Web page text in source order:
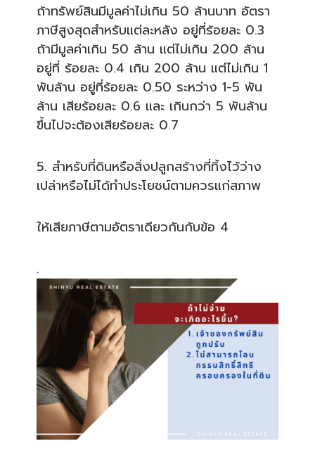
ถ้าทรัพย์สินมีมูลค่าไม่เกิน 50 ล้านบาท อัตรา
ภาษีสูงสุดสำหรับแต่ละหลัง อยู่ที่ร้อยละ 0.3
ถ้ามีมูลค่าเกิน 50 ล้าน แต่ไม่เกิน 200 ล้าน
อยู่ที่ ร้อยละ 0.4 เกิน 200 ล้าน แต่ไม่เกิน 1
พันล้าน อยู่ที่ร้อยละ 0.50 ระหว่าง 1-5 พัน
ล้าน เสียร้อยละ 0.6 และ เกินกว่า 5 พันล้าน
ขึ้นไปจะต้องเสียร้อยละ 0.7
5. สำหรับที่ดินหรือสิ่งปลูกสร้างที่ทิ้งไว้ว่าง
เปล่าหรือไม่ได้ทำประโยชน์ตามควรแก่สภาพ
ให้เสียภาษีตามอัตราเดียวกันกับข้อ 4
.